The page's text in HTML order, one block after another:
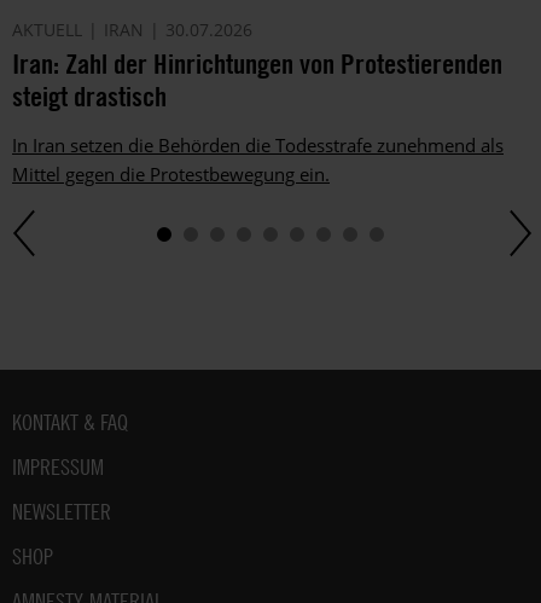
AKTUELL IRAN 30.07.2026
Iran: Zahl der Hinrichtungen von Protestierenden
steigt drastisch
In Iran setzen die Behörden die Todesstrafe zunehmend als
Mittel gegen die Protestbewegung ein.
Fußbereich
KONTAKT & FAQ
IMPRESSUM
NEWSLETTER
SHOP